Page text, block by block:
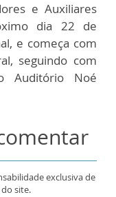
e Auxiliares
dia 22 de
e começa com
seguindo com
Auditório Noé
exclusiva de
site.